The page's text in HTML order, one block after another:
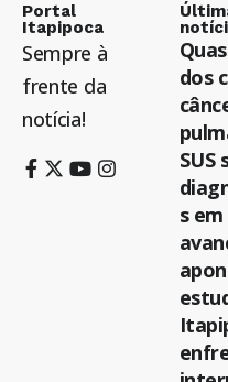
Portal
Itapipoca
Sempre à
frente da
notícia!
dos
SUS
s